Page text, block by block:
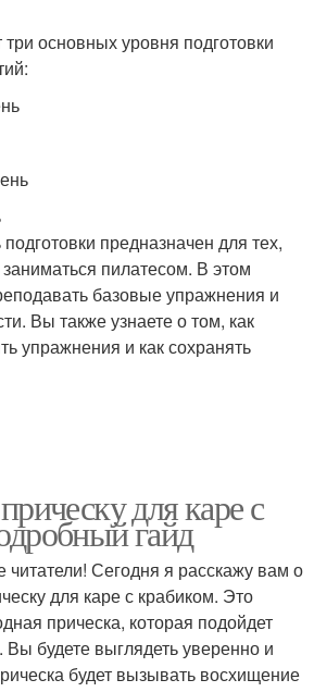
основных уровня подготовки
предназначен для тех,
заниматься пилатесом. В этом
базовые упражнения и
Вы также узнаете о том, как
упражнения и как сохранять
для каре с
гайд
читатели! Сегодня я расскажу вам о
для каре с крабиком. Это
прическа, которая подойдет
будете выглядеть уверенно и
будет вызывать восхищение